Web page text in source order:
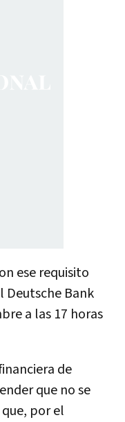
ese requisito
Deutsche Bank
a las 17 horas
de
que no se
por el